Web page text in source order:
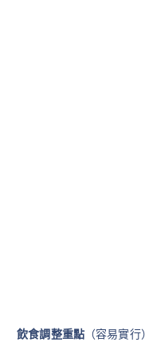
飲食調整重點（容易實行